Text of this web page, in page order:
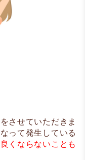
させていただきま
って発生している
くならないことも